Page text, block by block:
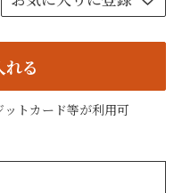
れる
トカード等が利用可